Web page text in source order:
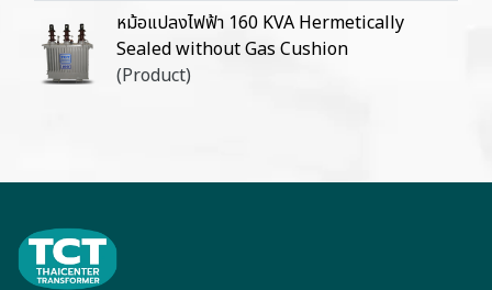
หม้อแปลงไฟฟ้า 160 KVA Hermetically
Sealed without Gas Cushion
(Product)